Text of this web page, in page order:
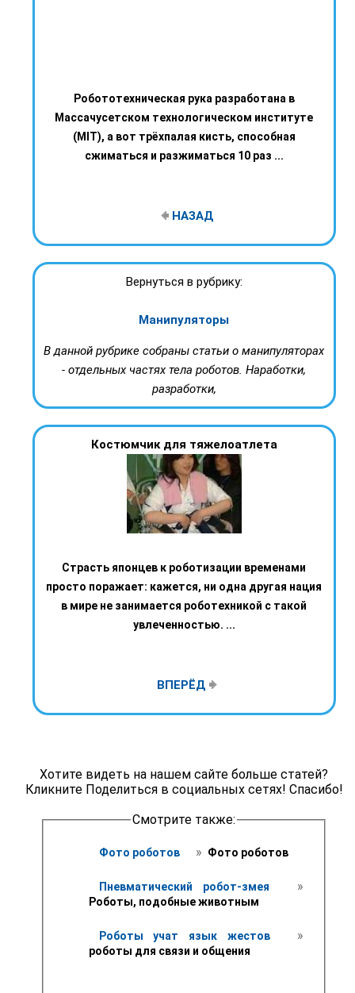
Робототехническая рука разработана в
Массачусетском технологическом институте
(MIT), а вот трёхпалая кисть, способная
сжиматься и разжиматься 10 раз ...
НАЗАД
Вернуться в рубрику:
Манипуляторы
В данной рубрике собраны статьи о манипуляторах
- отдельных частях тела роботов. Наработки,
разработки,
Костюмчик для тяжелоатлета
Страсть японцев к роботизации временами
просто поражает: кажется, ни одна другая нация
в мире не занимается роботехникой с такой
увлеченностью. ...
ВПЕРЁД
Хотите видеть на нашем сайте больше статей?
Кликните Поделиться в социальных сетях! Спасибо!
Смотрите также:
Фото роботов » Фото роботов
Пневматический робот-змея »
Роботы, подобные животным
Роботы учат язык жестов »
роботы для связи и общения